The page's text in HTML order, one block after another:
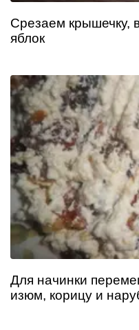
Срезаем крышечку,
яблок
Для начинки
изюм, корицу и